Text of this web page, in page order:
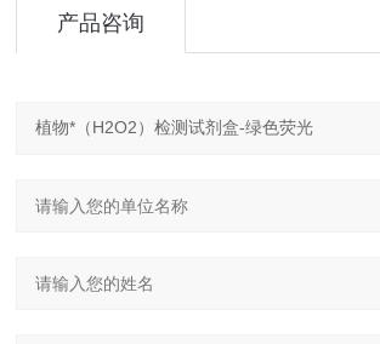
产品咨询